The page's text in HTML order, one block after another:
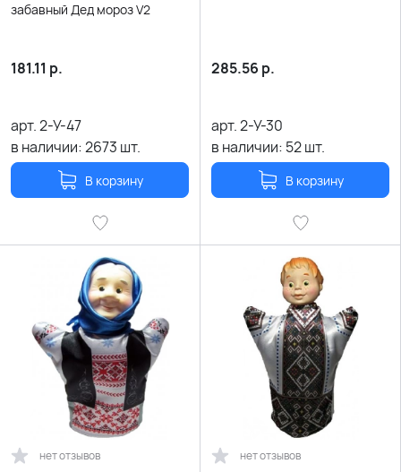
забавный Дед мороз V2
181.11 р.
арт.2-У-47
в наличии:2673 шт.
В корзину
285.56 р.
арт.2-У-30
в наличии: 52шт.
В корзину
нет отзывов нет отзывов